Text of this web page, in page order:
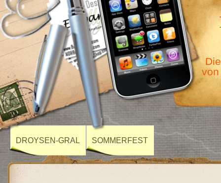
DROYSEN-GRAL SOMMERFEST